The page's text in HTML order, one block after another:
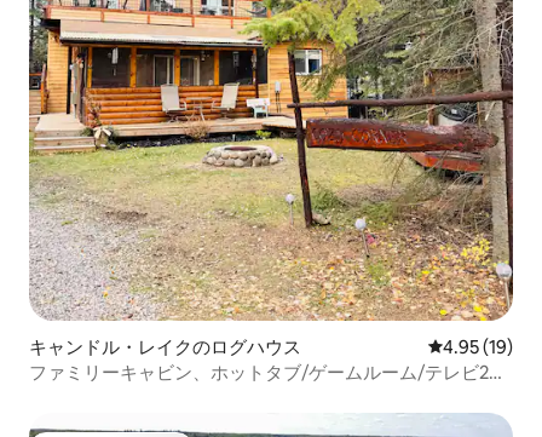
キャンドル・レイクのログハウス レビュー19
4.95 (19)
ファミリーキャビン、ホットタブ/ゲームルーム/テレビ2